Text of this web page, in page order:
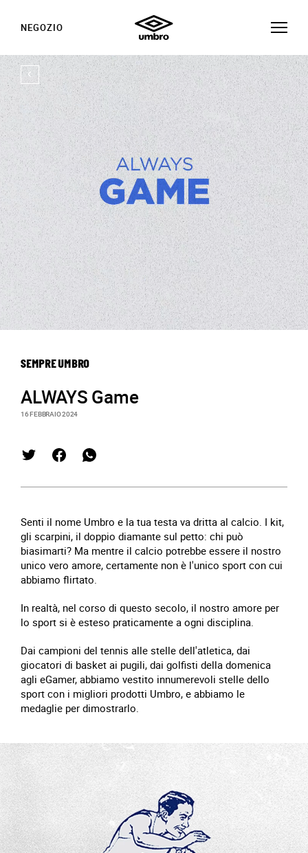
NEGOZIO
SEMPRE UMBRO
ALWAYS Game
16 FEBBRAIO 2024
Senti il nome Umbro e la tua testa va dritta al calcio. I kit,
gli scarpini, il doppio diamante sul petto: chi può
biasimarti? Ma mentre il calcio potrebbe essere il nostro
unico vero amore, certamente non è l'unico sport con cui
abbiamo flirtato.
In realtà, nel corso di questo secolo, il nostro amore per
lo sport si è esteso praticamente a ogni disciplina.
Dai campioni del tennis alle stelle dell'atletica, dai
giocatori di basket ai pugili, dai golfisti della domenica
agli eGamer, abbiamo vestito innumerevoli stelle dello
sport con i migliori prodotti Umbro, e abbiamo le
medaglie per dimostrarlo.